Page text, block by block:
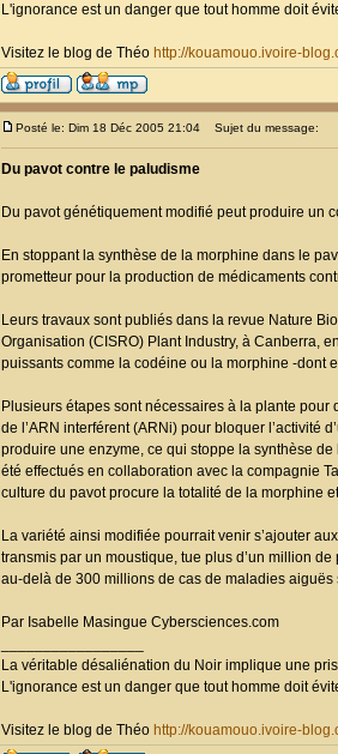
L'ignorance est un danger que tout homme doit
Visitez le blog de Théo http://kouamouo.ivoire-
Posté le: Dim 18 Déc 2005 21:04 Sujet du message:
Du pavot contre le paludisme
Du pavot génétiquement modifié peut produire un
En stoppant la synthèse de la morphine dans le
prometteur pour la production de médicaments
Leurs travaux sont publiés dans la revue Nature
Organisation (CISRO) Plant Industry, à Canberra,
puissants comme la codéine ou la morphine -dont
Plusieurs étapes sont nécessaires à la plante
de l’ARN interférent (ARNi) pour bloquer l’activité
produire une enzyme, ce qui stoppe la synthèse
été effectués en collaboration avec la compagnie
culture du pavot procure la totalité de la morphine
La variété ainsi modifiée pourrait venir s’ajouter
transmis par un moustique, tue plus d’un million
au-delà de 300 millions de cas de maladies
Par Isabelle Masingue Cybersciences.com
La véritable désaliénation du Noir implique une
L'ignorance est un danger que tout homme doit
Visitez le blog de Théo http://kouamouo.ivoire-